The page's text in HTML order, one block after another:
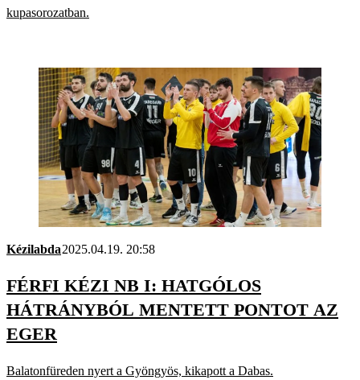
kupasorozatban.
Kézilabda2025.04.19. 20:58
FÉRFI KÉZI NB I: HATGÓLOS
HÁTRÁNYBÓL MENTETT PONTOT AZ
EGER
Balatonfüreden nyert a Gyöngyös, kikapott a Dabas.